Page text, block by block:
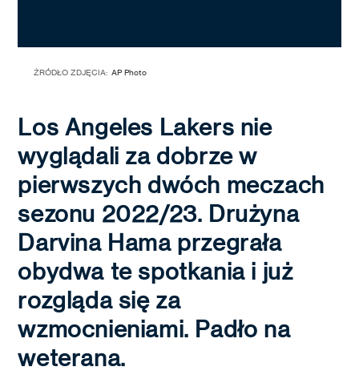
ŹRÓDŁO ZDJĘCIA: AP Photo
Los Angeles Lakers nie
wyglądali za dobrze w
pierwszych dwóch meczach
sezonu 2022/23. Drużyna
Darvina Hama przegrała
obydwa te spotkania i już
rozgląda się za
wzmocnieniami. Padło na
weterana.